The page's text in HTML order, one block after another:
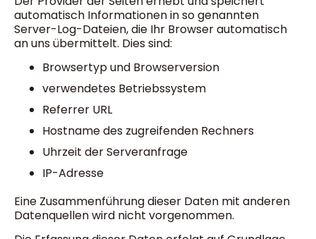
automatisch Informationen in so genannten
Server-Log-Dateien, die Ihr Browser automatisch
an uns übermittelt. Dies sind:
Browsertyp und Browserversion
verwendetes Betriebssystem
Referrer URL
Hostname des zugreifenden Rechners
Uhrzeit der Serveranfrage
IP-Adresse
Eine Zusammenführung dieser Daten mit anderen
Datenquellen wird nicht vorgenommen.